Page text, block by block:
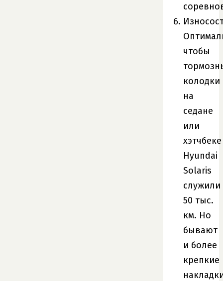
чтобы
колодки
на
седане
или
хэтчбеке
Hyundai
Solaris
служили
50 тыс.
км. Но
бывают
и более
крепкие